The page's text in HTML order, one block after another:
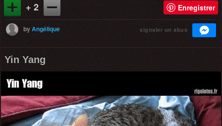
+ 2 Enregistrer
byAngélique signaler un abus
Yin Yang